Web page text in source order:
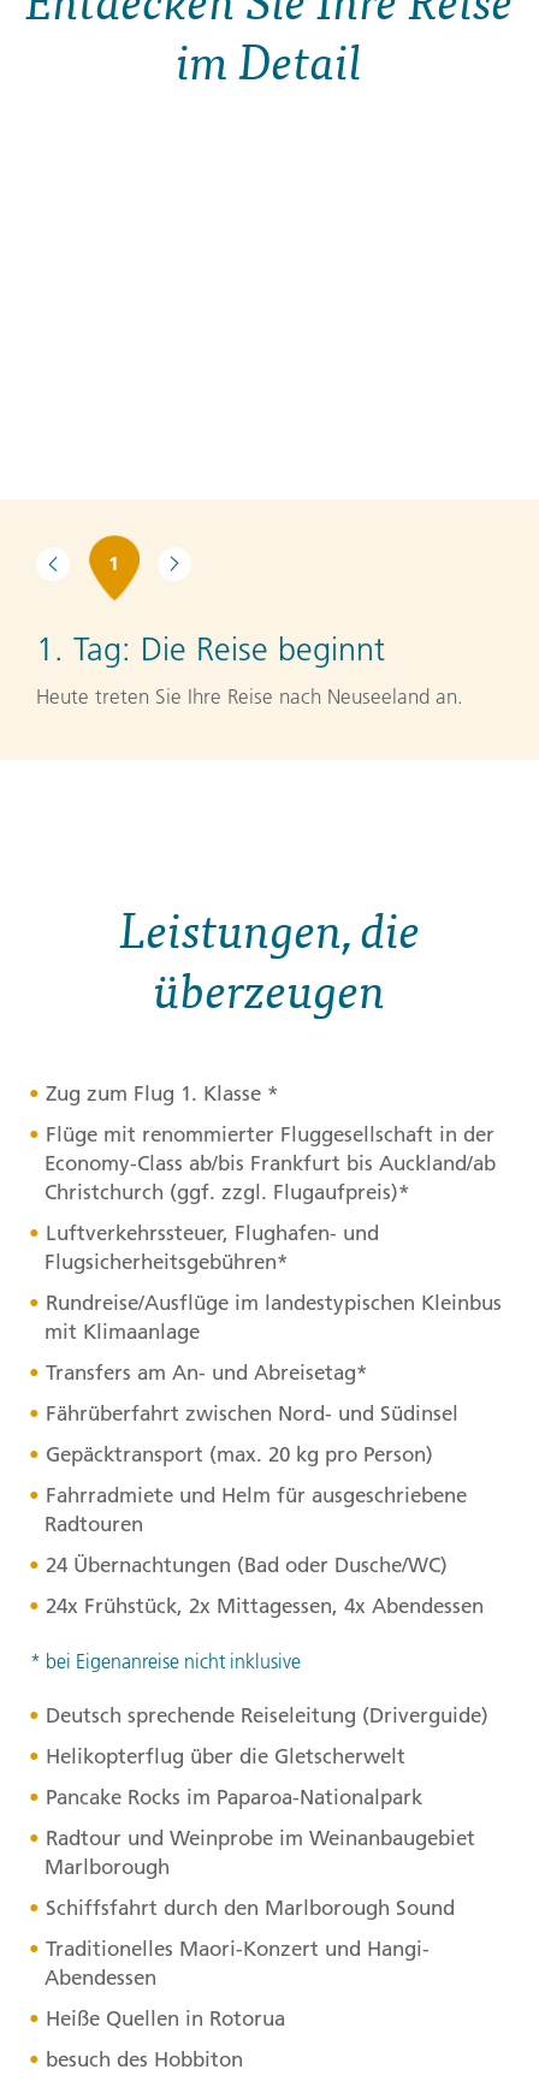
im Detail
1
1. Tag: Die Reise beginnt
Heute treten Sie Ihre Reise nach Neuseeland an.
Leistungen, die
überzeugen
Zug zum Flug 1. Klasse *
Flüge mit renommierter Fluggesellschaft in der
Economy-Class ab/bis Frankfurt bis Auckland/ab
Christchurch (ggf. zzgl. Flugaufpreis)*
Luftverkehrssteuer, Flughafen- und
Flugsicherheitsgebühren*
Rundreise/Ausflüge im landestypischen Kleinbus
mit Klimaanlage
Transfers am An- und Abreisetag*
Fährüberfahrt zwischen Nord- und Südinsel
Gepäcktransport (max. 20 kg pro Person)
Fahrradmiete und Helm für ausgeschriebene
Radtouren
24 Übernachtungen (Bad oder Dusche/WC)
24x Frühstück, 2x Mittagessen, 4x Abendessen
* bei Eigenanreise nicht inklusive
Deutsch sprechende Reiseleitung (Driverguide)
Helikopterflug über die Gletscherwelt
Pancake Rocks im Paparoa-Nationalpark
Radtour und Weinprobe im Weinanbaugebiet
Marlborough
Schiffsfahrt durch den Marlborough Sound
Traditionelles Maori-Konzert und Hangi-
Abendessen
Heiße Quellen in Rotorua
besuch des Hobbiton